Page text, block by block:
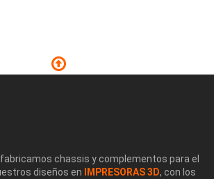
chassis y complementos para el
diseños en
IMPRESORAS 3D, con los